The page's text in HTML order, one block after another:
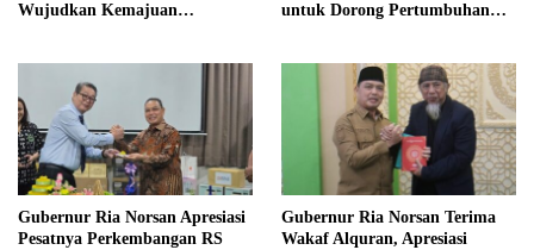
Wujudkan Kemajuan
untuk Dorong Pertumbuhan
Gubernur Ria Norsan Apresiasi
Pesatnya Perkembangan RS
Gubernur Ria Norsan Terima
Wakaf Alquran, Apresiasi